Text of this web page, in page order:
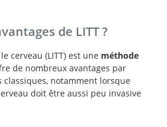
de LITT ?
cerveau (LITT) est une méthode
de nombreux avantages par
notamment lorsque
doit être aussi peu invasive